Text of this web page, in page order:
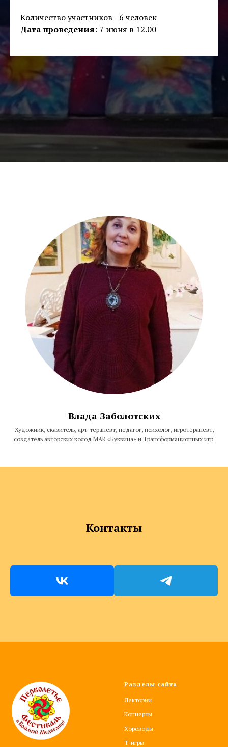
Количество участников - 6 человек
Дата проведения: 7 июня в 12.00
Влада Заболотских
Художник, сказитель, арт-терапевт, педагог, психолог, игротерапевт,
создатель авторских колод МАК «Буквица» и Трансформационных игр.
Контакты
Разделы сайта
Лектории
Концерты
Хороводы
Т-игры